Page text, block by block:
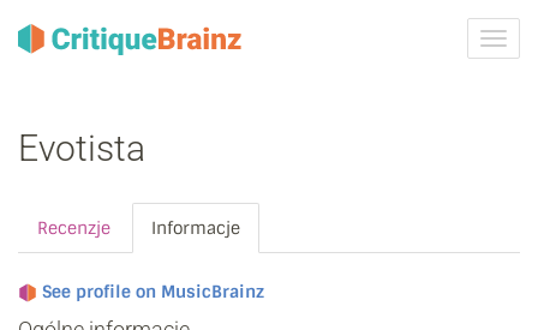
Evotista
Recenzje Informacje
See profile on MusicBrainz